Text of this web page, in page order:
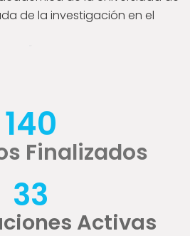
de la investigación en el
Finalizados
140
Activas
33